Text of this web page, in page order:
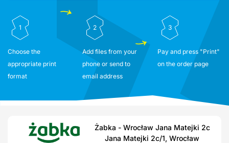
1
Choose the
appropriate print
format
2
Add files from your
phone or send to
email address
3
Pay and press "Print"
on the order page
Żabka - Wrocław Jana Matejki 2c
Jana Matejki 2c/1, Wrocław